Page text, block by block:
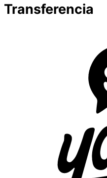
Transferencia